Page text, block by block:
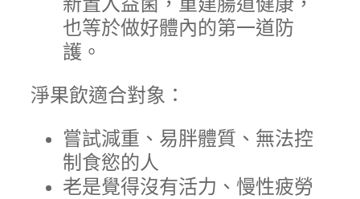
也等於做好體內的第一道防
護。
淨果飲適合對象：
嘗試減重、易胖體質、無法控
制食慾的人
老是覺得沒有活力、慢性疲勞